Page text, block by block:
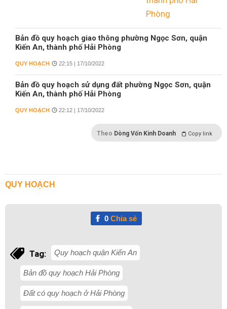
Bản đồ quy hoạch giao thông phường Ngọc Sơn, quận
Kiến An, thành phố Hải Phòng
QUY HOẠCH 22:15 | 17/10/2022
Bản đồ quy hoạch sử dụng đất phường Ngọc Sơn, quận
Kiến An, thành phố Hải Phòng
QUY HOẠCH 22:12 | 17/10/2022
Theo Dòng Vốn Kinh Doanh Copy link
QUY HOẠCH
0Chia sẻ
Tag: Quy hoạch quận Kiến An
Bản đồ quy hoạch Hải Phòng
Đất có quy hoạch ở Hải Phòng